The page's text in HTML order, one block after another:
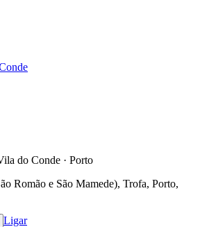
do Conde · Porto
Romão e São Mamede), Trofa, Porto,
Ligar